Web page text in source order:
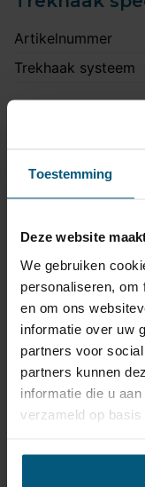
Toestemming
Deze website
We gebruiken
personaliseren, om
en om ons
informatie over uw
partners voor
partners kunnen
informatie die u
verzameld op basis
Artikelnummer
Trekhaak systeem
Bumperuitsnede
Uitsnede zichtbaar
Montagetijd
Ook voor
Niet voor
Opmerking